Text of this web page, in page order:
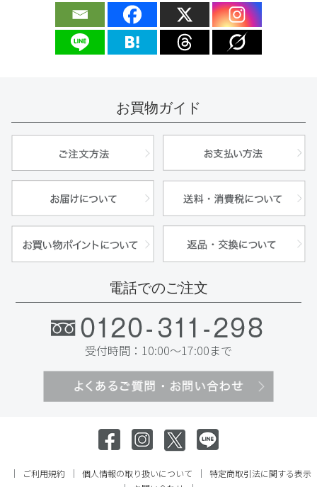
電話でのご注文
受付時間：10:00〜17:00まで
お買物ガイド
ご利用規約 個人情報の取り扱いについて
特定商取引法に関する表示